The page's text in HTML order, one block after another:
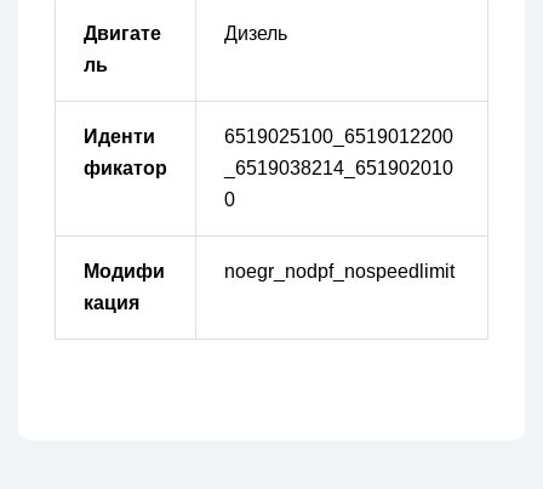
Двигате
ль
Дизель
Иденти
фикатор
6519025100_6519012200
_6519038214_651902010
0
Модифи
кация
noegr_nodpf_nospeedlimit